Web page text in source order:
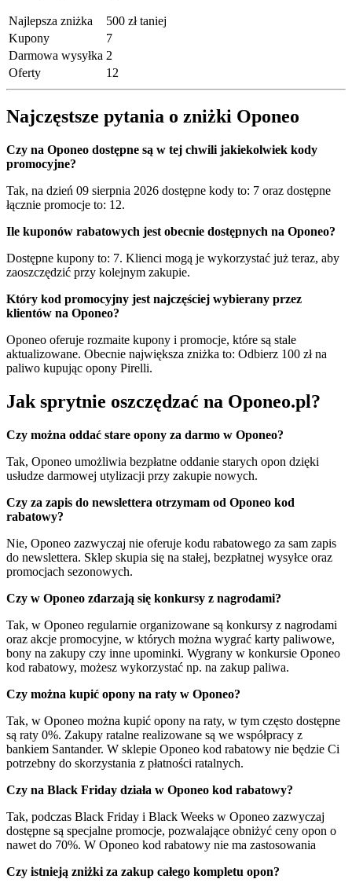
Najlepsza zniżka
500 zł taniej
Kupony
7
Darmowa wysyłka 2
Oferty
12
Najczęstsze pytania o zniżki Oponeo
Czy na Oponeo dostępne są w tej chwili jakiekolwiek kody
promocyjne?
Tak, na dzień 09 sierpnia 2026 dostępne kody to: 7 oraz dostępne
łącznie promocje to: 12.
Ile kuponów rabatowych jest obecnie dostępnych na Oponeo?
Dostępne kupony to: 7. Klienci mogą je wykorzystać już teraz, aby
zaoszczędzić przy kolejnym zakupie.
Który kod promocyjny jest najczęściej wybierany przez
klientów na Oponeo?
Oponeo oferuje rozmaite kupony i promocje, które są stale
aktualizowane. Obecnie największa zniżka to: Odbierz 100 zł na
paliwo kupując opony Pirelli.
Jak sprytnie oszczędzać na Oponeo.pl?
Czy można oddać stare opony za darmo w Oponeo?
Tak, Oponeo umożliwia bezpłatne oddanie starych opon dzięki
usłudze darmowej utylizacji przy zakupie nowych.
Czy za zapis do newslettera otrzymam od Oponeo kod
rabatowy?
Nie, Oponeo zazwyczaj nie oferuje kodu rabatowego za sam zapis
do newslettera. Sklep skupia się na stałej, bezpłatnej wysyłce oraz
promocjach sezonowych.
Czy w Oponeo zdarzają się konkursy z nagrodami?
Tak, w Oponeo regularnie organizowane są konkursy z nagrodami
oraz akcje promocyjne, w których można wygrać karty paliwowe,
bony na zakupy czy inne upominki. Wygrany w konkursie Oponeo
kod rabatowy, możesz wykorzystać np. na zakup paliwa.
Czy można kupić opony na raty w Oponeo?
Tak, w Oponeo można kupić opony na raty, w tym często dostępne
są raty 0%. Zakupy ratalne realizowane są we współpracy z
bankiem Santander. W sklepie Oponeo kod rabatowy nie będzie Ci
potrzebny do skorzystania z płatności ratalnych.
Czy na Black Friday działa w Oponeo kod rabatowy?
Tak, podczas Black Friday i Black Weeks w Oponeo zazwyczaj
dostępne są specjalne promocje, pozwalające obniżyć ceny opon o
nawet do 70%. W Oponeo kod rabatowy nie ma zastosowania
Czy istnieją zniżki za zakup całego kompletu opon?